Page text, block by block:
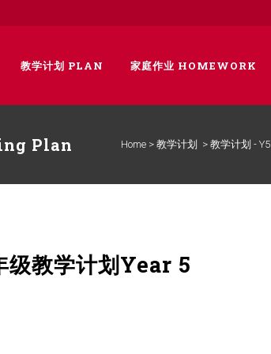
教学计划 PLAN 家庭作业 HOMEWORK
Plan Home > 教学计划 > 教学计划 - Y5
级教学计划Year 5